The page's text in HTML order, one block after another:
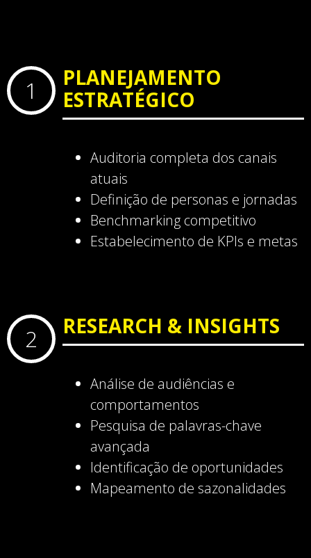
1
PLANEJAMENTO
ESTRATÉGICO
Auditoria completa dos canais
atuais
Definição de personas e jornadas
Benchmarking competitivo
Estabelecimento de KPIs e metas
2 RESEARCH & INSIGHTS
Análise de audiências e
comportamentos
Pesquisa de palavras-chave
avançada
Identificação de oportunidades
Mapeamento de sazonalidades